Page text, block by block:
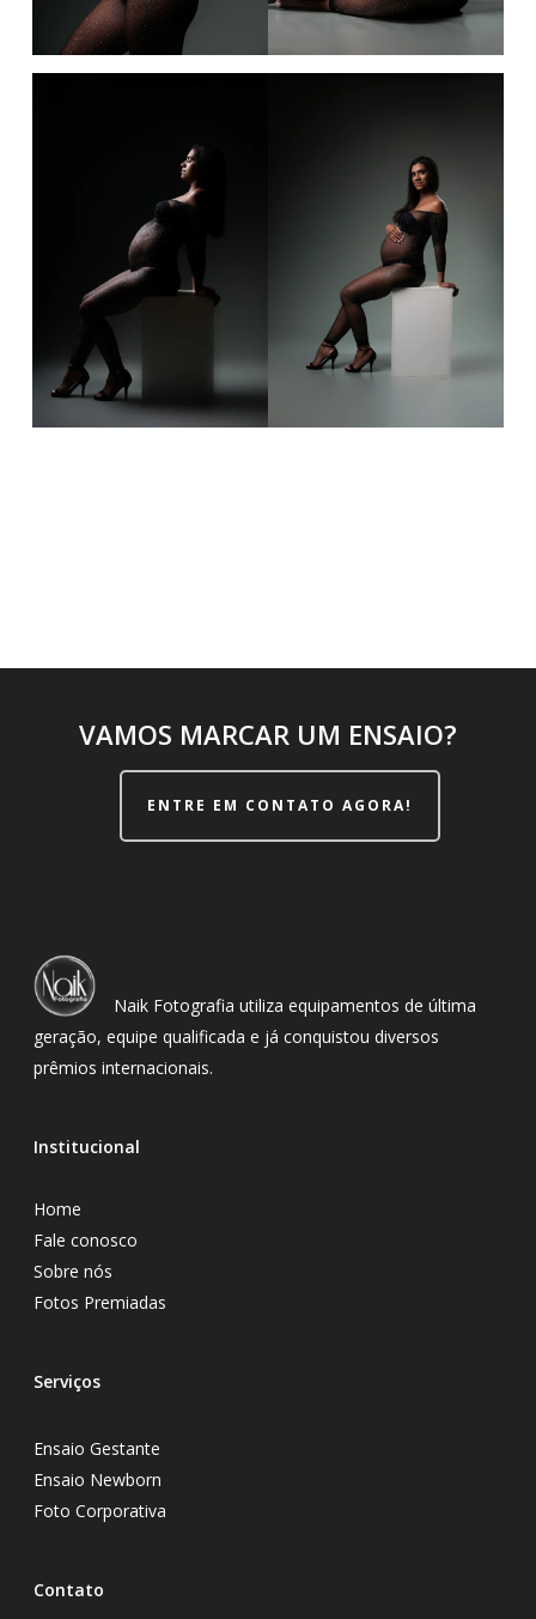
VAMOS MARCAR UM ENSAIO?
ENTRE EM CONTATO AGORA!
Naik Fotografia utiliza equipamentos de última
geração, equipe qualificada e já conquistou diversos
prêmios internacionais.
Institucional
Home
Fale conosco
Sobre nós
Fotos Premiadas
Serviços
Ensaio Gestante
Ensaio Newborn
Foto Corporativa
Contato